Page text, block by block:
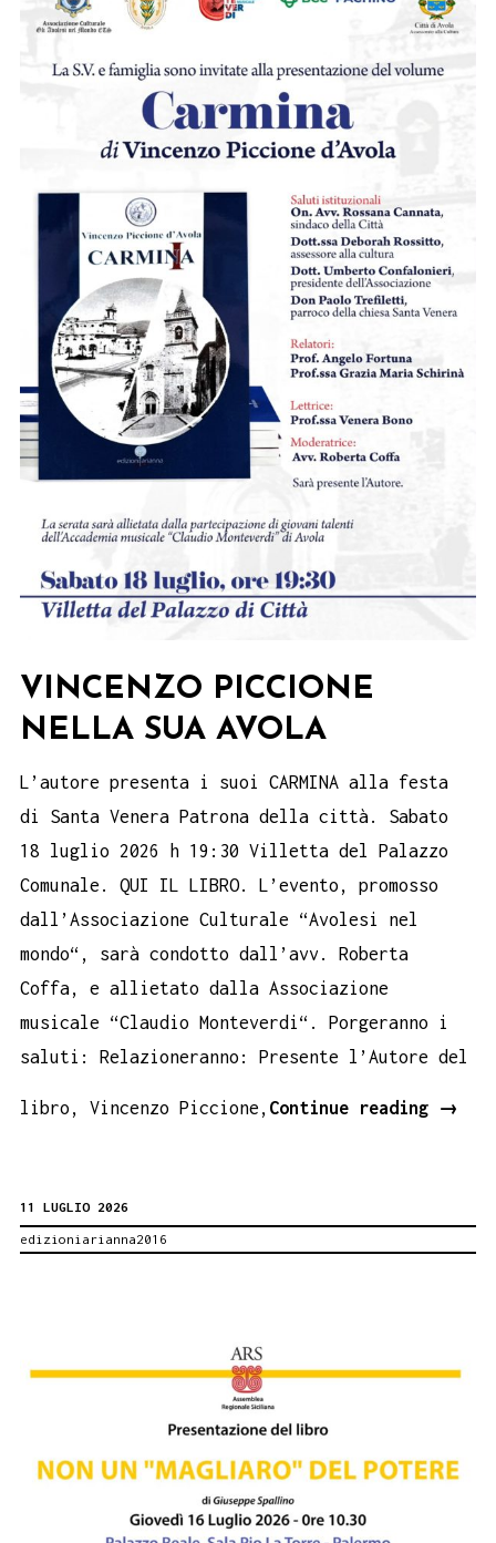
VINCENZO PICCIONE
NELLA SUA AVOLA
L’autore presenta i suoi CARMINA alla festa
di Santa Venera Patrona della città. Sabato
18 luglio 2026 h 19:30 Villetta del Palazzo
Comunale. QUI IL LIBRO. L’evento, promosso
dall’Associazione Culturale “Avolesi nel
mondo“, sarà condotto dall’avv. Roberta
Coffa, e allietato dalla Associazione
musicale “Claudio Monteverdi“. Porgeranno i
saluti: Relazioneranno: Presente l’Autore del
libro, Vincenzo Piccione, Continue reading →
11 LUGLIO 2026
edizioniarianna2016